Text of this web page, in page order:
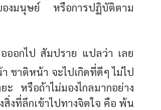
องมนุษย์ หรือการปฏิบัติตาม
ออกไป สัมปราย แปลว่า เลย
ชาติหน้า จะไปเกิดที่ดีๆ ไม่ไป
หรือถ้าไม่มองไกลมากอย่าง
งที่ลึกเข้าไปทางจิตใจ คือ พ้น